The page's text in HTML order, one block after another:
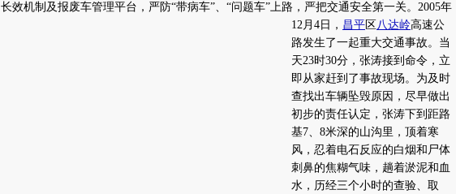
长效机制及报废车管理平台，严防“带病车”、“问题车”上路，严把交通安全第一关。 2005年
12月4日， 昌平 区 八达岭高速公
路发生了一起重大交通事故。当
天23时30分，张涛接到命令，立
即从家赶到了事故现场。为及时
查找出车辆坠毁原因，尽早做出
初步的责任认定，张涛下到距路
基7、8米深的山沟里，顶着寒
风，忍着电石反应的白烟和尸体
刺鼻的焦糊气味，趟着淤泥和血
水，历经三个小时的查验、取